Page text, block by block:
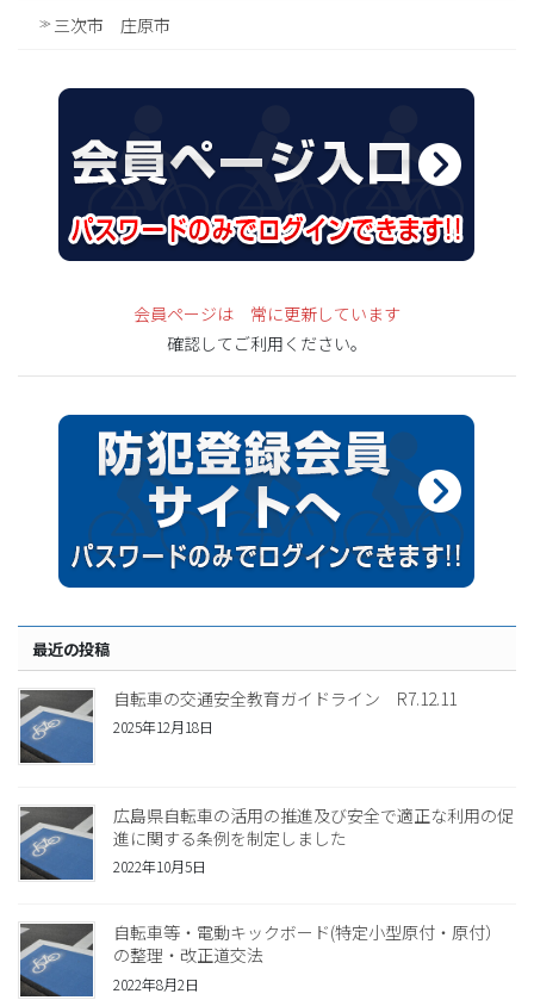
三次市 庄原市
会員ページは 常に更新しています
確認してご利用ください。
最近の投稿
自転車の交通安全教育ガイドライン R7.12.11
2025年12月18日
広島県自転車の活用の推進及び安全で適正な利用の促
進に関する条例を制定しました
2022年10月5日
自転車等・電動キックボード(特定小型原付・原付）
の整理・改正道交法
2022年8月2日